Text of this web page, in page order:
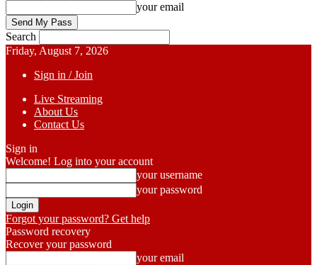
your email
Search
Friday, August 7, 2026
Sign in / Join
Live Streaming
About Us
Contact Us
Sign in
Welcome! Log into your account
your username
your password
Forgot your password? Get help
Password recovery
Recover your password
your email